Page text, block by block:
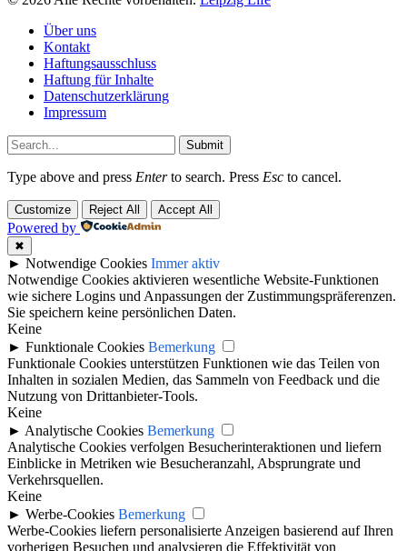
Über uns
Kontakt
Haftungsausschluss
Haftung für Inhalte
Datenschutzerklärung
Impressum
Submit
Type above and press Enterto search. Press Esc to cancel.
Customize Reject All Accept All
Powered by
✖
► Notwendige Cookies Immer aktiv
Notwendige Cookies aktivieren wesentliche Website-Funktionen
wie sichere Logins und Anpassungen der Zustimmungspräferenzen.
Sie speichern keine persönlichen Daten.
Keine
► Funktionale Cookies Bemerkung
Funktionale Cookies unterstützen Funktionen wie das Teilen von
Inhalten in sozialen Medien, das Sammeln von Feedback und die
Nutzung von Drittanbieter-Tools.
Keine
► Analytische Cookies Bemerkung
Analytische Cookies verfolgen Besucherinteraktionen und liefern
Einblicke in Metriken wie Besucheranzahl, Absprungrate und
Verkehrsquellen.
Keine
► Werbe-Cookies Bemerkung
Werbe-Cookies liefern personalisierte Anzeigen basierend auf Ihren
vorherigen Besuchen und analysieren die Effektivität von